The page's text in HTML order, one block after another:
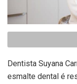
Dentista Suyana
esmalte dental é